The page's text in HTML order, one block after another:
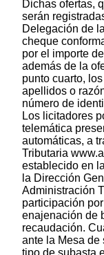
Dichas ofertas,
serán
Delegación de
cheque
por el importe
además de la
punto cuarto,
apellidos o
número de
Los licitadores
telemática
automáticas, a
Tributaria
establecido en
la Dirección
Administración
participación
enajenación de
recaudación.
ante la Mesa de
tipo de subasta